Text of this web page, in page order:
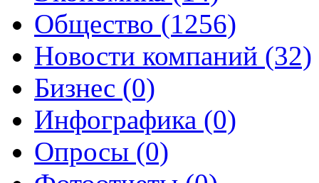
Общество (1256)
Новости компаний (32)
Бизнес (0)
Инфографика (0)
Опросы (0)